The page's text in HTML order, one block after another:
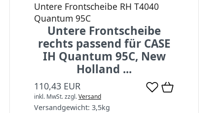
Untere Frontscheibe RH T4040
Quantum 95C
Untere Frontscheibe
rechts passend für CASE
IH Quantum 95C, New
Holland ...
110,43 EUR
inkl. MwSt.zzgl.Versand
Versandgewicht: 3,5kg